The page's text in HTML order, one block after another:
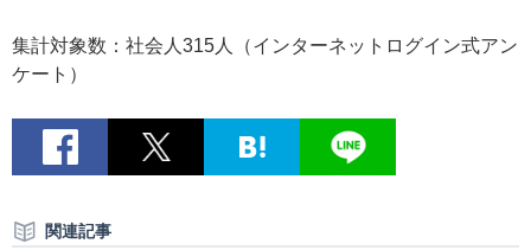
集計対象数：社会人315人（インターネットログイン式アン
ケート）
関連記事